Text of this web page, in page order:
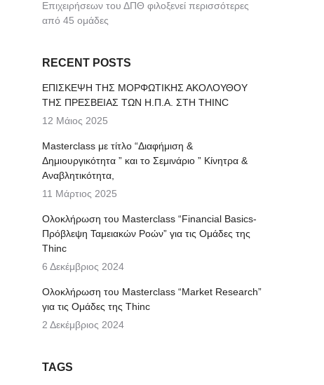
Επιχειρήσεων του ΔΠΘ φιλοξενεί περισσότερες
από 45 ομάδες
RECENT POSTS
ΕΠΙΣΚΕΨΗ ΤΗΣ ΜΟΡΦΩΤΙΚΗΣ ΑΚΟΛΟΥΘΟΥ
ΤΗΣ ΠΡΕΣΒΕΙΑΣ ΤΩΝ Η.Π.Α. ΣΤΗ THINC
12 Μάιος 2025
Μasterclass με τίτλο “Διαφήμιση &
Δημιουργικότητα ” και το Σεμινάριο ” Κίνητρα &
Αναβλητικότητα,
11 Μάρτιος 2025
Ολοκλήρωση του Masterclass “Financial Basics-
Πρόβλεψη Ταμειακών Ροών” για τις Ομάδες της
Thinc
6 Δεκέμβριος 2024
Ολοκλήρωση του Masterclass “Market Research”
για τις Ομάδες της Thinc
2 Δεκέμβριος 2024
TAGS